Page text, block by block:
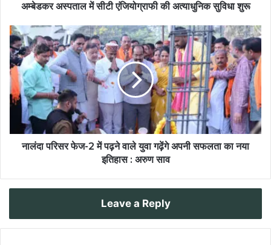
अम्बेडकर अस्पताल में सीटी एंजियोग्राफी की अत्याधुनिक सुविधा शुरू
नालंदा परिसर फेज-2 में पढ़ने वाले युवा गढ़ेंगे अपनी सफलता का नया
इतिहास : अरुण साव
Leave a Reply